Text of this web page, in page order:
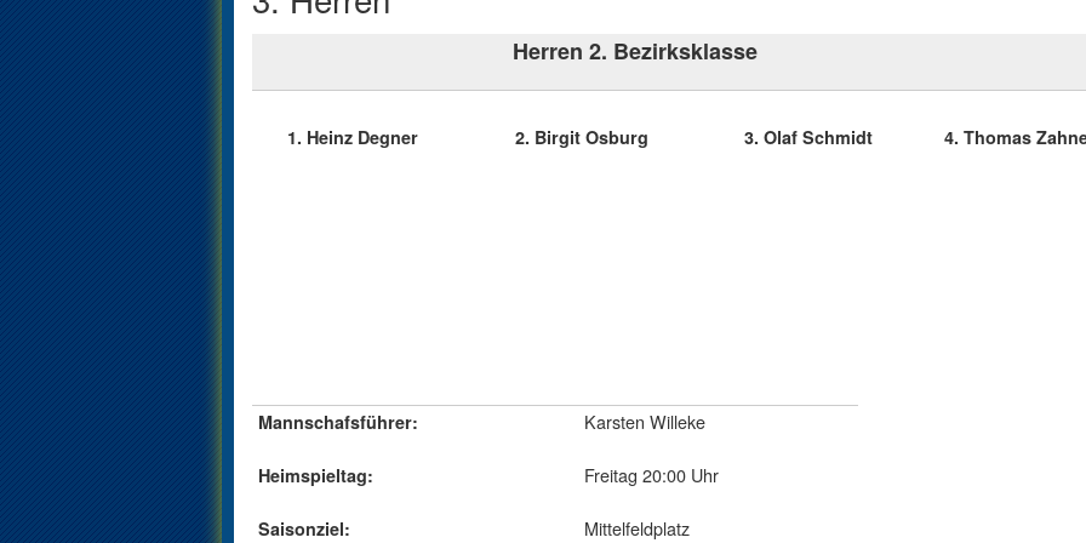
Herren 2. Bezirksklasse
1. Heinz Degner 2. Birgit Osburg 3. Olaf Schmidt 4. Thomas
Mannschafsführer: Karsten Willeke
Heimspieltag: Freitag 20:00 Uhr
Saisonziel: Mittelfeldplatz